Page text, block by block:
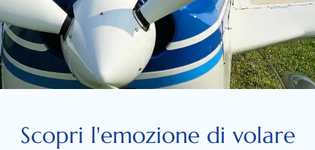
Scopri l'emozione di volare